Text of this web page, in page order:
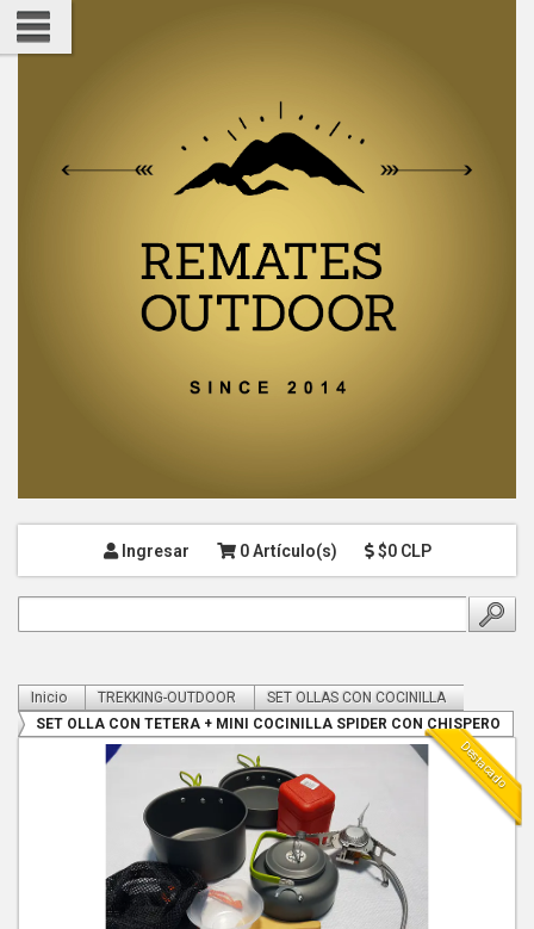
Ingresar 0 Artículo(s) $0 CLP
Inicio TREKKING-OUTDOOR
SET OLLAS CON COCINILLA
SET OLLA CON TETERA + MINI COCINILLA SPIDER CON CHISPERO
Destacado